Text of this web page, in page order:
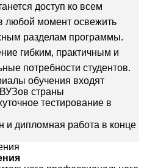
доступ ко всем
любой момент освежить
разделам программы.
гибким, практичным и
потребности студентов.
обучения входят
страны
тестирование в
и дипломная работа в конце